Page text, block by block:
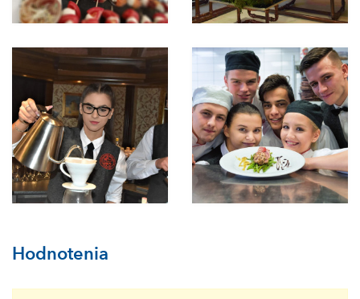
Hodnotenia